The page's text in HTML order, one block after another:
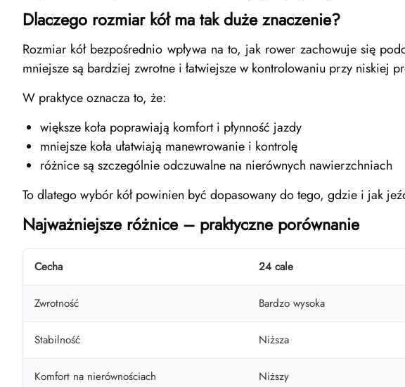
Dlaczego rozmiar kół ma tak duże znaczenie?
Rozmiar kół bezpośrednio wpływa na to, jak rower zachowuje się
mniejsze są bardziej zwrotne i łatwiejsze w kontrolowaniu przy niskiej
W praktyce oznacza to, że:
większe koła poprawiają komfort i płynność jazdy
mniejsze koła ułatwiają manewrowanie i kontrolę
różnice są szczególnie odczuwalne na nierównych nawierzchniach
To dlatego wybór kół powinien być dopasowany do tego, gdzie i jak
Najważniejsze różnice – praktyczne porównanie
Cecha 24 cale
Zwrotność Bardzo wysoka
Stabilność Niższa
Komfort na nierównościach Niższy